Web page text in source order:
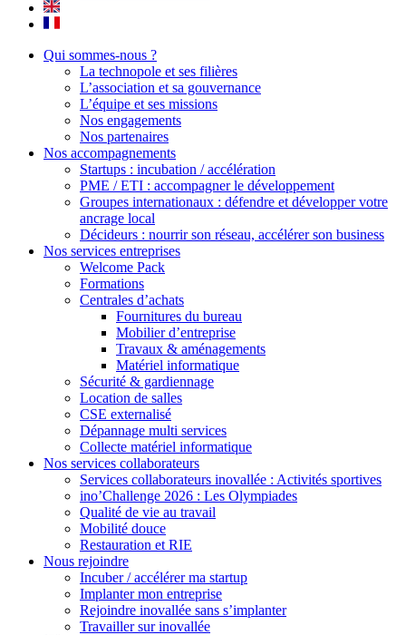
Qui sommes-nous ?
La technopole et ses filières
L’association et sa gouvernance
L’équipe et ses missions
Nos engagements
Nos partenaires
Nos accompagnements
Startups : incubation / accélération
PME / ETI : accompagner le développement
Groupes internationaux : défendre et développer votre
ancrage local
Décideurs : nourrir son réseau, accélérer son business
Nos services entreprises
Welcome Pack
Formations
Centrales d’achats
Fournitures du bureau
Mobilier d’entreprise
Travaux & aménagements
Matériel informatique
Sécurité & gardiennage
Location de salles
CSE externalisé
Dépannage multi services
Collecte matériel informatique
Nos services collaborateurs
Services collaborateurs inovallée : Activités sportives
ino’Challenge 2026 : Les Olympiades
Qualité de vie au travail
Mobilité douce
Restauration et RIE
Nous rejoindre
Incuber / accélérer ma startup
Implanter mon entreprise
Rejoindre inovallée sans s’implanter
Travailler sur inovallée